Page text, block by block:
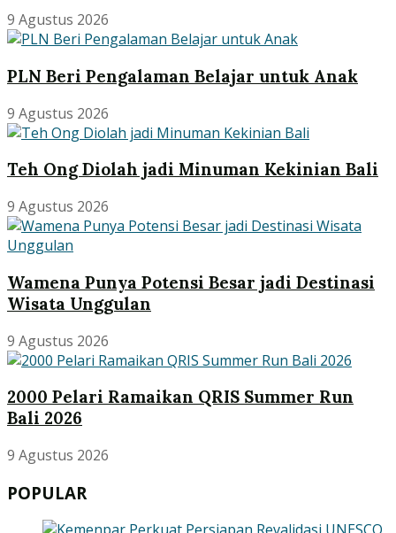
9 Agustus 2026
PLN Beri Pengalaman Belajar untuk Anak
9 Agustus 2026
Teh Ong Diolah jadi Minuman Kekinian Bali
9 Agustus 2026
Wamena Punya Potensi Besar jadi Destinasi
Wisata Unggulan
9 Agustus 2026
2000 Pelari Ramaikan QRIS Summer Run
Bali 2026
9 Agustus 2026
POPULAR